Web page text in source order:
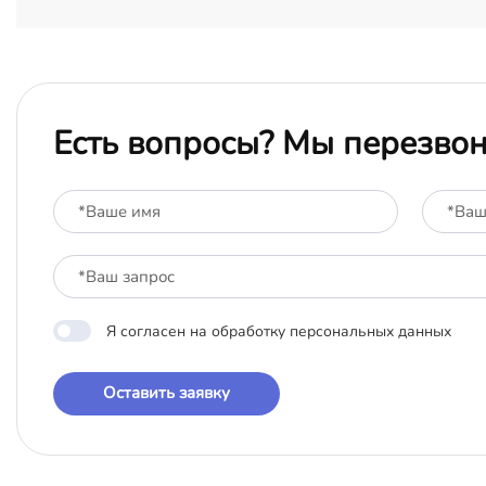
Есть вопросы? Мы
Я согласен на обработку персональных данных
Оставить заявку